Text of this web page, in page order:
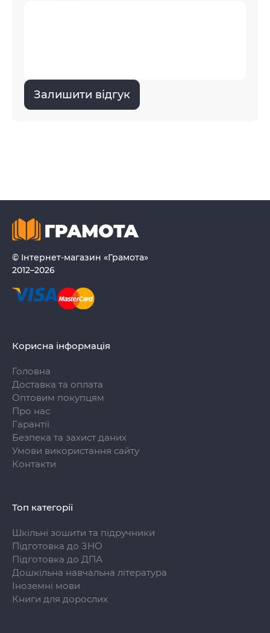
Залишити відгук
© Інтернет-магазин «Грамота»
2012–2026
Корисна інформація
Головна
Доставка та оплата
Оптовим покупцям
Про нас
Гарантії
Безпека та захист даних
Умови використання сайту
Контакти
Топ категорії
Шкільні зошити та підручники
Підготовка до ЗНО
Підготовка до ДПА
Дошкільна навчальна література
Іноземні мови
Книги для дорослих